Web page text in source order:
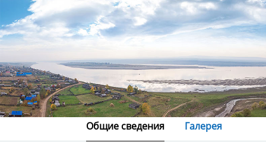
Общие сведения Галерея